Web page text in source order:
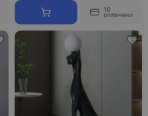
10
оплачено